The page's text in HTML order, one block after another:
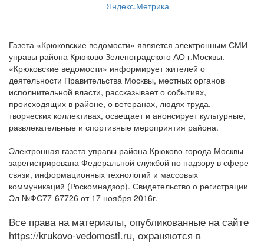
Газета «Крюковские ведомости» является электронным СМИ
управы района Крюково Зеленоградского АО г.Москвы.
«Крюковские ведомости» информирует жителей о
деятельности Правительства Москвы, местных органов
исполнительной власти, рассказывает о событиях,
происходящих в районе, о ветеранах, людях труда,
творческих коллективах, освещает и анонсирует культурные,
развлекательные и спортивные мероприятия района.
Электронная газета управы района Крюково города Москвы
зарегистрирована Федеральной службой по надзору в сфере
связи, информационных технологий и массовых
коммуникаций (Роскомнадзор). Свидетельство о регистрации
Эл №ФС77-67726 от 17 ноября 2016г.
Все права на материалы, опубликованные на сайте
https://krukovo-vedomosti.ru, охраняются в